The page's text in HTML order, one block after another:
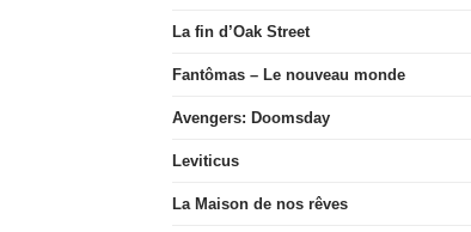
La fin d’Oak Street
Fantômas – Le nouveau monde
Avengers: Doomsday
Leviticus
La Maison de nos rêves